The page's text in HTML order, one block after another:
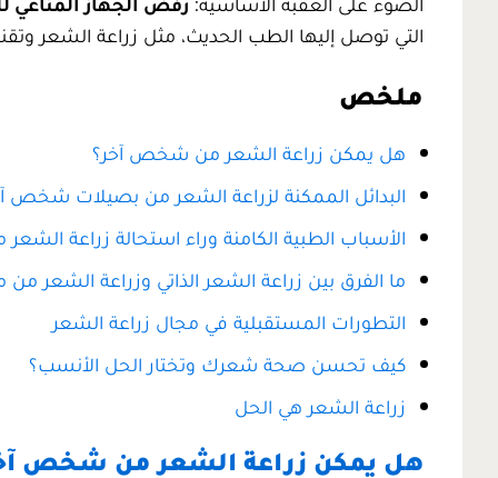
التي توصل إليها الطب الحديث، مثل زراعة الشعر
ملخص
هل يمكن زراعة الشعر من شخص آخر؟
البدائل الممكنة لزراعة الشعر من بصيلات شخص
الأسباب الطبية الكامنة وراء استحالة زراعة
ما الفرق بين زراعة الشعر الذاتي وزراعة الشعر من
التطورات المستقبلية في مجال زراعة الشعر
كيف تحسن صحة شعرك وتختار الحل الأنسب؟
زراعة الشعر هي الحل
هل يمكن زراعة الشعر من شخص